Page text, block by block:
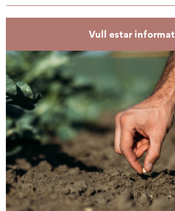
Vull estar informat